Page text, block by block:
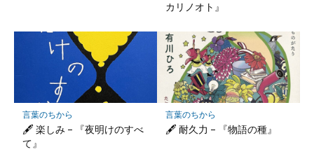
カリノオト』
言葉のちから
🖋 楽しみ – 『夜明けのすべ
て』
言葉のちから
🖋 耐久力 – 『物語の種』